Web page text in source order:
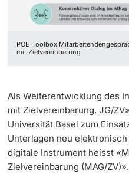
weitere Informationen
Vizerektorat People &
Direktion Infrastruktur &
Netzwerke &
Immobilien & Bauprojekte
Rechtserlasse
Fundraising
POE-Toolbox
mit Zielvereinbarung
Als Weiterentwicklung des
mit Zielvereinbarung, JG/
Universität Basel zum
Unterlagen neu
digitale Instrument heisst
Zielvereinbarung (MAG/